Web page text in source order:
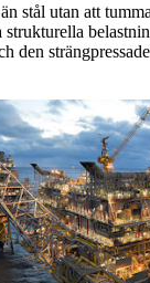
stål utan att
strukturella
den